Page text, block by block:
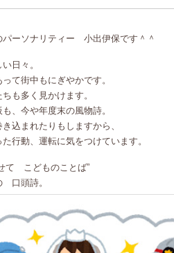
ーソナリティー 小出伊保です＾＾
日々。
て街中もにぎやかです。
も多く見かけます。
、今や年度末の風物詩。
込まれたりもしますから、
行動、運転に気をつけています。
て こどものことば”
口頭詩。